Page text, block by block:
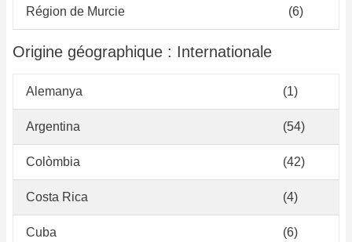
Région de Murcie (6)
Origine géographique : Internationale
Alemanya (1)
Argentina (54)
Colòmbia (42)
Costa Rica (4)
Cuba (6)